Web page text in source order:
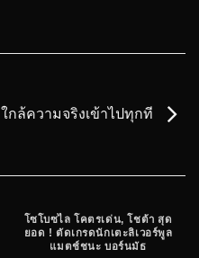
ใกล้ความจริงเข้าไปทุกที
โซโบซไล โคตรเด่น, โชต้า สุด
ยอด ! ตัดเกรดนักเตะลิเวอร์พูล
แมตช์ชนะ บอร์นมัธ